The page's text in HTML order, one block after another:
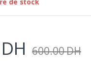
de stock
DH 600.00DH